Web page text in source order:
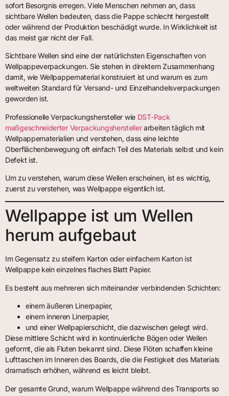
sofort Besorgnis erregen. Viele Menschen nehmen an, dass
sichtbare Wellen bedeuten, dass die Pappe schlecht hergestellt
oder während der Produktion beschädigt wurde. In Wirklichkeit ist
das meist gar nicht der Fall.
Sichtbare Wellen sind eine der natürlichsten Eigenschaften von
Wellpappeverpackungen. Sie stehen in direktem Zusammenhang
damit, wie Wellpappematerial konstruiert ist und warum es zum
weltweiten Standard für Versand- und Einzelhandelsverpackungen
geworden ist.
Professionelle Verpackungshersteller wie DST-Pack
maßgeschneiderter Verpackungsherstellerarbeiten täglich mit
Wellpappematerialien und verstehen, dass eine leichte
Oberflächenbewegung oft einfach Teil des Materials selbst und kein
Defekt ist.
Um zu verstehen, warum diese Wellen erscheinen, ist es wichtig,
zuerst zu verstehen, was Wellpappe eigentlich ist.
Wellpappe ist um Wellen
herum aufgebaut
Im Gegensatz zu steifem Karton oder einfachem Karton ist
Wellpappe kein einzelnes flaches Blatt Papier.
Es besteht aus mehreren sich miteinander verbindenden Schichten:
einem äußeren Linerpapier,
einem inneren Linerpapier,
und einer Wellpapierschicht, die dazwischen gelegt wird.
Diese mittlere Schicht wird in kontinuierliche Bögen oder Wellen
geformt, die als Fluten bekannt sind. Diese Flöten schaffen kleine
Lufttaschen im Inneren des Boards, die die Festigkeit des Materials
dramatisch erhöhen, während es leicht bleibt.
Der gesamte Grund, warum Wellpappe während des Transports so